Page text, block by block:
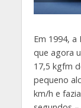
Em 1994,
que agora
17,5 kgfm
pequeno
km/h e